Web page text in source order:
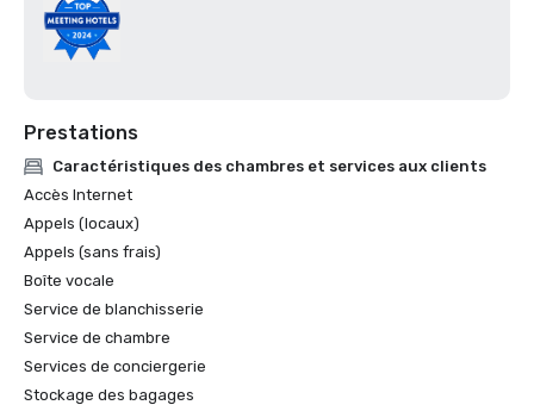
Prestations
Caractéristiques des chambres et services aux clients
Accès Internet
Appels (locaux)
Appels (sans frais)
Boîte vocale
Service de blanchisserie
Service de chambre
Services de conciergerie
Stockage des bagages